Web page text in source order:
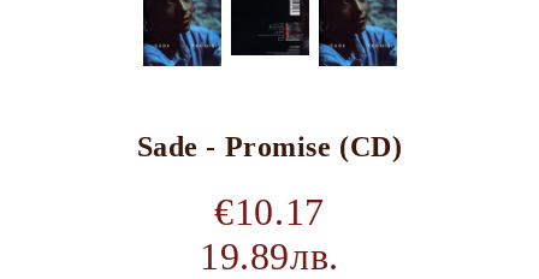
Sade - Promise (CD)
€10.17
19.89лв.